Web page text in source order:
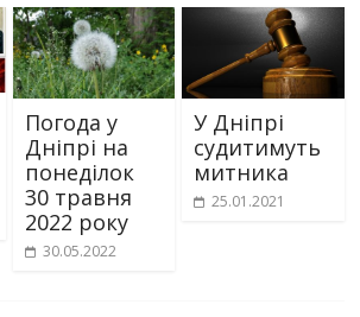
Погода у
Дніпрі на
понеділок
30 травня
2022 року
30.05.2022
У Дніпрі
судитимуть
митника
25.01.2021